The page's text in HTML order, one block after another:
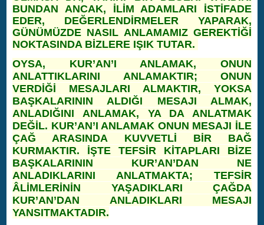
BUNDAN ANCAK, İLİM ADAMLARI İSTİFADE
EDER, DEĞERLENDİRMELER YAPARAK,
GÜNÜMÜZDE NASIL ANLAMAMIZ GEREKTİĞİ
NOKTASINDA BİZLERE IŞIK TUTAR.
OYSA, KUR’AN’I ANLAMAK, ONUN
ANLATTIKLARINI ANLAMAKTIR; ONUN
VERDİĞİ MESAJLARI ALMAKTIR, YOKSA
BAŞKALARININ ALDIĞI MESAJI ALMAK,
ANLADIĞINI ANLAMAK, YA DA ANLATMAK
DEĞİL. KUR’AN’I ANLAMAK ONUN MESAJI İLE
ÇAĞ ARASINDA KUVVETLİ BİR BAĞ
KURMAKTIR. İŞTE TEFSİR KİTAPLARI BİZE
BAŞKALARININ KUR’AN’DAN NE
ANLADIKLARINI ANLATMAKTA; TEFSİR
ÂLİMLERİNİN YAŞADIKLARI ÇAĞDA
KUR’AN’DAN ANLADIKLARI MESAJI
YANSITMAKTADIR.